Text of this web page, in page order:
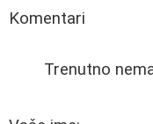
Komentari
Trenutno